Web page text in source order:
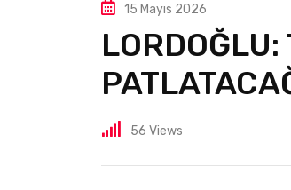
15 Mayıs 2026
56 Views